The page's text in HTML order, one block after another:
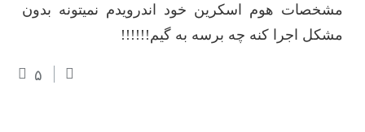
مشخصات هوم اسکرین خود اندرویدم نمیتونه بدون
مشکل اجرا کنه چه برسه به گیم!!!!!!
۵